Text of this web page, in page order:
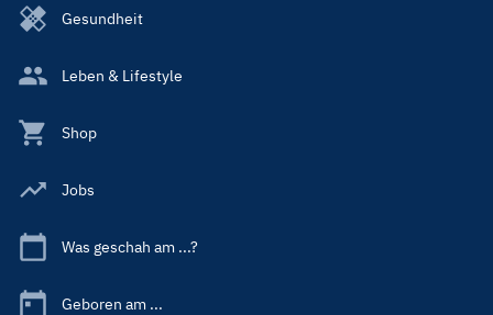
Gesundheit
Leben & Lifestyle
Shop
Jobs
Was geschah am ...?
Geboren am ...